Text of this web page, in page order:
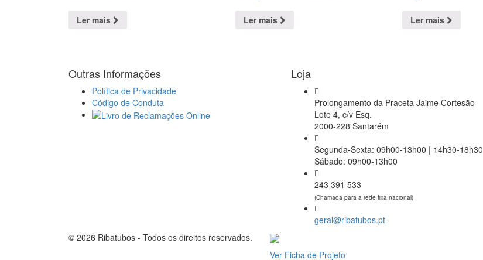
Ler mais Ler mais Ler mais
Outras Informações
Política de Privacidade
Código de Conduta
Loja
Prolongamento da Praceta Jaime Cortesão
Lote 4, c/v Esq.
2000-228 Santarém
Segunda-Sexta: 09h00-13h00 | 14h30-18h30
Sábado: 09h00-13h00
243 391 533
(Chamada para a rede fixa nacional)
geral@ribatubos.pt
© 2026 Ribatubos - Todos os direitos reservados.
Ver Ficha de Projeto